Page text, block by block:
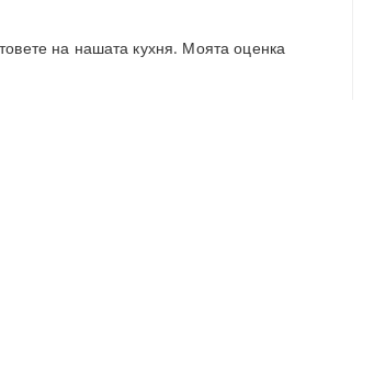
на нашата кухня. Моята оценка